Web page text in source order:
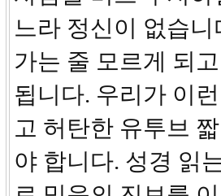
느라 정신이 없습
가는 줄 모르게 되
됩니다. 우리가 이
고 허탄한 유투브
야 합니다. 성경 읽